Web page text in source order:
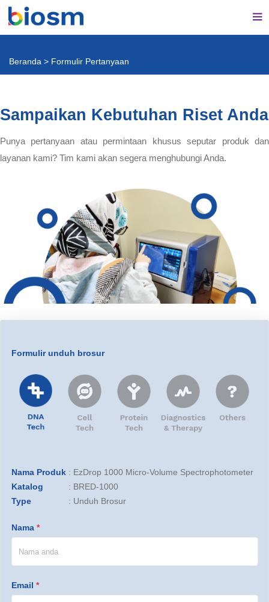
Beranda > Formulir Pertanyaan
Sampaikan Kebutuhan Riset Anda
Punya pertanyaan atau permintaan khusus seputar produk dan
layanan kami? Tim kami akan segera menghubungi Anda.
Formulir unduh brosur
Nama Produk: EzDrop 1000 Micro-Volume Spectrophotometer
Katalog
: BRED-1000
Type
: Unduh Brosur
Nama *
Email *